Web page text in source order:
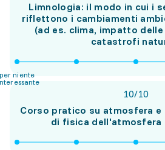
Limnologia: il modo in cui i
riflettono i cambiamenti
(ad es. clima, impatto
catastrofi
niente
10/10
Corso pratico su atmosfera e
di fisica dell'atmosfera